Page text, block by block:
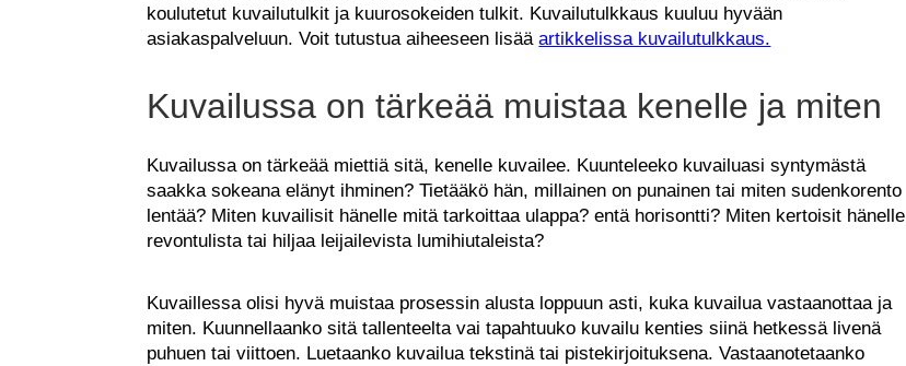
koulutetut kuvailutulkit ja kuurosokeiden tulkit. Kuvailutulkkaus kuuluu hyvään
asiakaspalveluun. Voit tutustua aiheeseen lisääartikkelissa kuvailutulkkaus.
Kuvailussa on tärkeää muistaa kenelle ja miten
Kuvailussa on tärkeää miettiä sitä, kenelle kuvailee. Kuunteleeko kuvailuasi syntymästä
saakka sokeana elänyt ihminen? Tietääkö hän, millainen on punainen tai miten sudenkorento
lentää? Miten kuvailisit hänelle mitä tarkoittaa ulappa? entä horisontti? Miten kertoisit hänelle
revontulista tai hiljaa leijailevista lumihiutaleista?
Kuvaillessa olisi hyvä muistaa prosessin alusta loppuun asti, kuka kuvailua vastaanottaa ja
miten. Kuunnellaanko sitä tallenteelta vai tapahtuuko kuvailu kenties siinä hetkessä livenä
puhuen tai viittoen. Luetaanko kuvailua tekstinä tai pistekirjoituksena. Vastaanotetaanko